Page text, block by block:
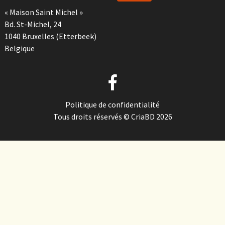
« Maison Saint Michel »
Bd. St-Michel, 24
1040 Bruxelles (Etterbeek)
Belgique
Politique de confidentialité
Tous droits réservés © CriaBD 2026